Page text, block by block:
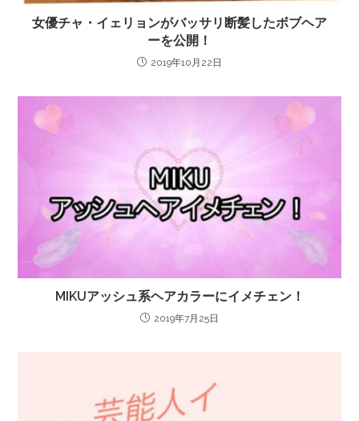
女優チャ・イェリョンがバッサリ断髪したボブヘア
ーを公開！
2019年10月22日
MIKUアッシュ系ヘアカラーにイメチェン！
2019年7月25日